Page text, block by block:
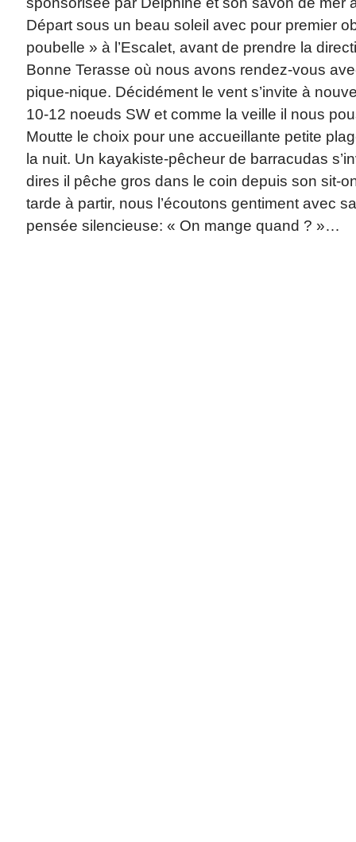
Départ sous un beau soleil avec pour premier
poubelle » à l’Escalet, avant de prendre la
Bonne Terasse où nous avons rendez-vous
pique-nique. Décidément le vent s’invite à
10-12 noeuds SW et comme la veille il nous
Moutte le choix pour une accueillante petite
la nuit. Un kayakiste-pêcheur de barracudas
dires il pêche gros dans le coin depuis son sit-
tarde à partir, nous l’écoutons gentiment avec
pensée silencieuse: « On mange quand ? »…